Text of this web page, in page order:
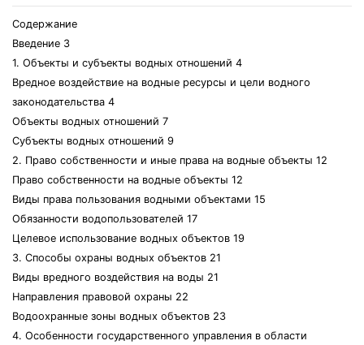
Содержание
Введение 3
1. Объекты и субъекты водных отношений 4
Вредное воздействие на водные ресурсы и цели водного
законодательства 4
Объекты водных отношений 7
Субъекты водных отношений 9
2. Право собственности и иные права на водные объекты 12
Право собственности на водные объекты 12
Виды права пользования водными объектами 15
Обязанности водопользователей 17
Целевое использование водных объектов 19
3. Способы охраны водных объектов 21
Виды вредного воздействия на воды 21
Направления правовой охраны 22
Водоохранные зоны водных объектов 23
4. Особенности государственного управления в области